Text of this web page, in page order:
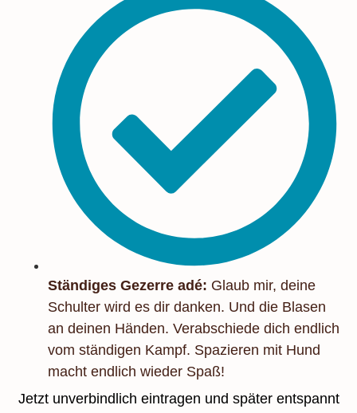
Ständiges Gezerre adé: Glaub mir, deine
Schulter wird es dir danken. Und die Blasen
an deinen Händen. Verabschiede dich endlich
vom ständigen Kampf. Spazieren mit Hund
macht endlich wieder Spaß!
Jetzt unverbindlich eintragen und später entspannt